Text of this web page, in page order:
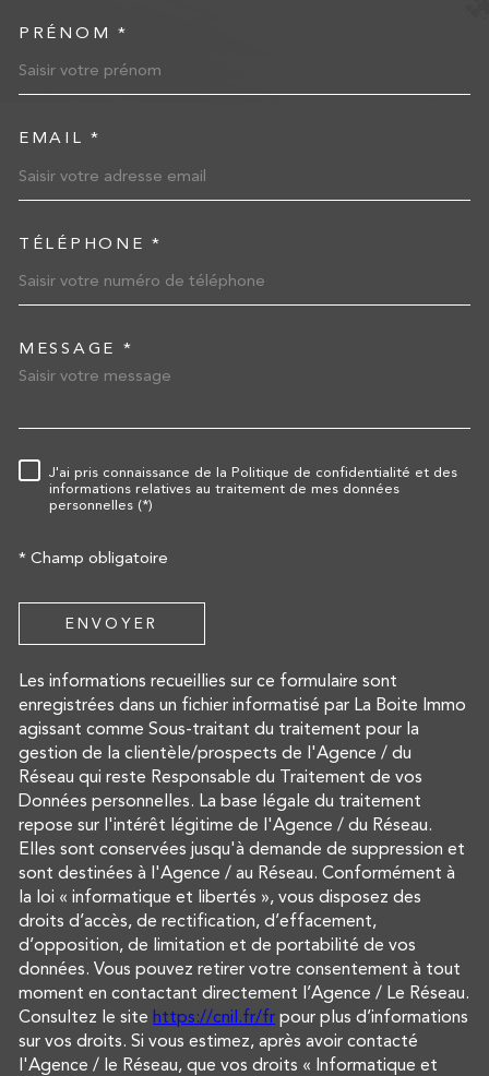
PRÉNOM *
EMAIL *
TÉLÉPHONE *
MESSAGE *
RÈGLEMENTATION
J'ai pris connaissance de la Politique de confidentialité et des
informations relatives au traitement de mes données
personnelles (*)
* Champ obligatoire
ENVOYER
Les informations recueillies sur ce formulaire sont
enregistrées dans un fichier informatisé par La Boite Immo
agissant comme Sous-traitant du traitement pour la
gestion de la clientèle/prospects de l'Agence / du
Réseau qui reste Responsable du Traitement de vos
Données personnelles. La base légale du traitement
repose sur l'intérêt légitime de l'Agence / du Réseau.
Elles sont conservées jusqu'à demande de suppression et
sont destinées à l'Agence / au Réseau. Conformément à
la loi « informatique et libertés », vous disposez des
droits d’accès, de rectification, d’effacement,
d’opposition, de limitation et de portabilité de vos
données. Vous pouvez retirer votre consentement à tout
moment en contactant directement l’Agence / Le Réseau.
Consultez le site https://cnil.fr/fr pour plus d’informations
sur vos droits. Si vous estimez, après avoir contacté
l'Agence / le Réseau, que vos droits « Informatique et